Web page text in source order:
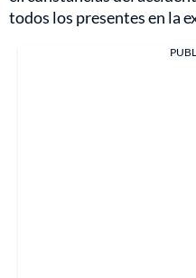
todos los presentes en la